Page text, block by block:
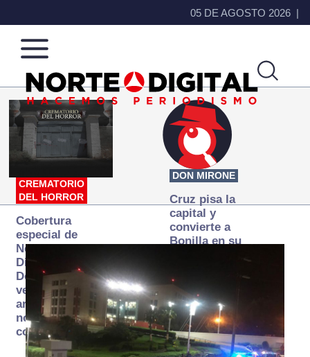
05 DE AGOSTO 2026
Norte
de
Ciudad
Más
que
noticias,
hacemos periodismo
CREMATORIO
DEL HORROR
Cobertura
especial de
Norte
Digital:
Donde la
verdad
arde… pero
no se
consume
DON MIRONE
Cruz pisa la
capital y
convierte a
Bonilla en su